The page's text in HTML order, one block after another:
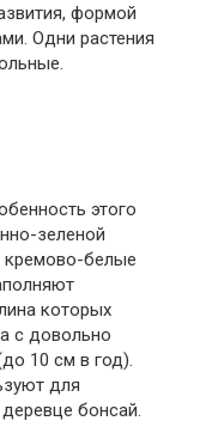
формой
Одни растения
этого
зеленой
кремово-белые
которых
с довольно
10 см в год).
для
бонсай.